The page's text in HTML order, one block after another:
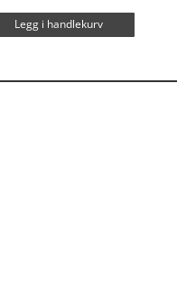
Legg i handlekurv